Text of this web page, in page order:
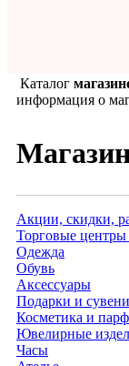
Каталог
информация о
Акции, скидки,
Торговые центры
Одежда
Обувь
Аксессуары
Подарки и
Косметика и
Ювелирные
Часы